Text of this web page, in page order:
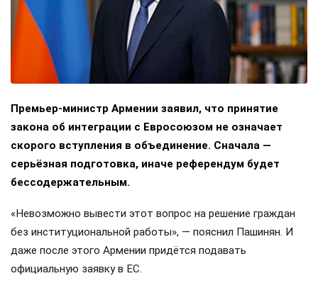
Премьер-министр Армении заявил, что принятие
закона об интеграции с Евросоюзом не означает
скорого вступления в объединение. Сначала —
серьёзная подготовка, иначе референдум будет
бессодержательным.
«Невозможно вывести этот вопрос на решение граждан
без институциональной работы», — пояснил Пашинян. И
даже после этого Армении придётся подавать
официальную заявку в ЕС.